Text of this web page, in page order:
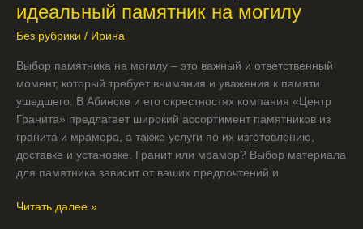
идеальный памятник на могилу
Без рубрики / Ирина
Выбор памятника на могилу – это важный и ответственный
момент, который требует внимания и уважения к памяти
ушедшего. В Абинске и его окрестностях компания «Центр
Гранита» предлагает широкий ассортимент памятников из
гранита и мрамора, а также услуги по их изготовлению,
доставке и установке. Гранит или мрамор? Выбор материала
для памятника зависит от ваших предпочтений и
памятник
на
Читать далее »